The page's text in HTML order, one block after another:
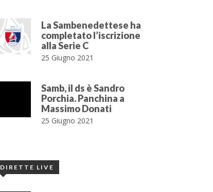
La Sambenedettese ha
completato l’iscrizione
alla Serie C
25 Giugno 2021
Samb, il ds è Sandro
Porchia. Panchina a
Massimo Donati
25 Giugno 2021
DIRETTE LIVE